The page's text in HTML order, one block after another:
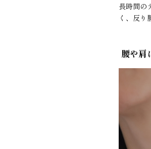
長時間の
く、反り
腰や肩